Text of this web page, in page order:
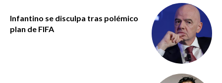
Infantino se disculpa tras polémico
plan de FIFA